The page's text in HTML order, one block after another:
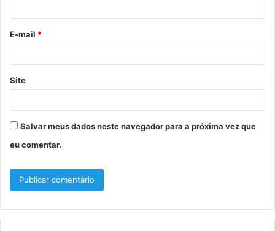
*
E-mail *
Site
Salvar meus dados neste navegador para a próxima vez que
eu comentar.